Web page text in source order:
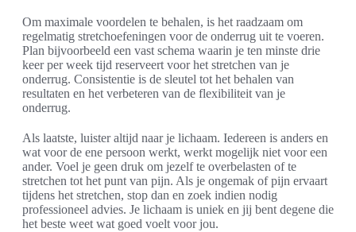
Om maximale voordelen te behalen, is het raadzaam om
regelmatig stretchoefeningen voor de onderrug uit te voeren.
Plan bijvoorbeeld een vast schema waarin je ten minste drie
keer per week tijd reserveert voor het stretchen van je
onderrug. Consistentie is de sleutel tot het behalen van
resultaten en het verbeteren van de flexibiliteit van je
onderrug.
Als laatste, luister altijd naar je lichaam. Iedereen is anders en
wat voor de ene persoon werkt, werkt mogelijk niet voor een
ander. Voel je geen druk om jezelf te overbelasten of te
stretchen tot het punt van pijn. Als je ongemak of pijn ervaart
tijdens het stretchen, stop dan en zoek indien nodig
professioneel advies. Je lichaam is uniek en jij bent degene die
het beste weet wat goed voelt voor jou.